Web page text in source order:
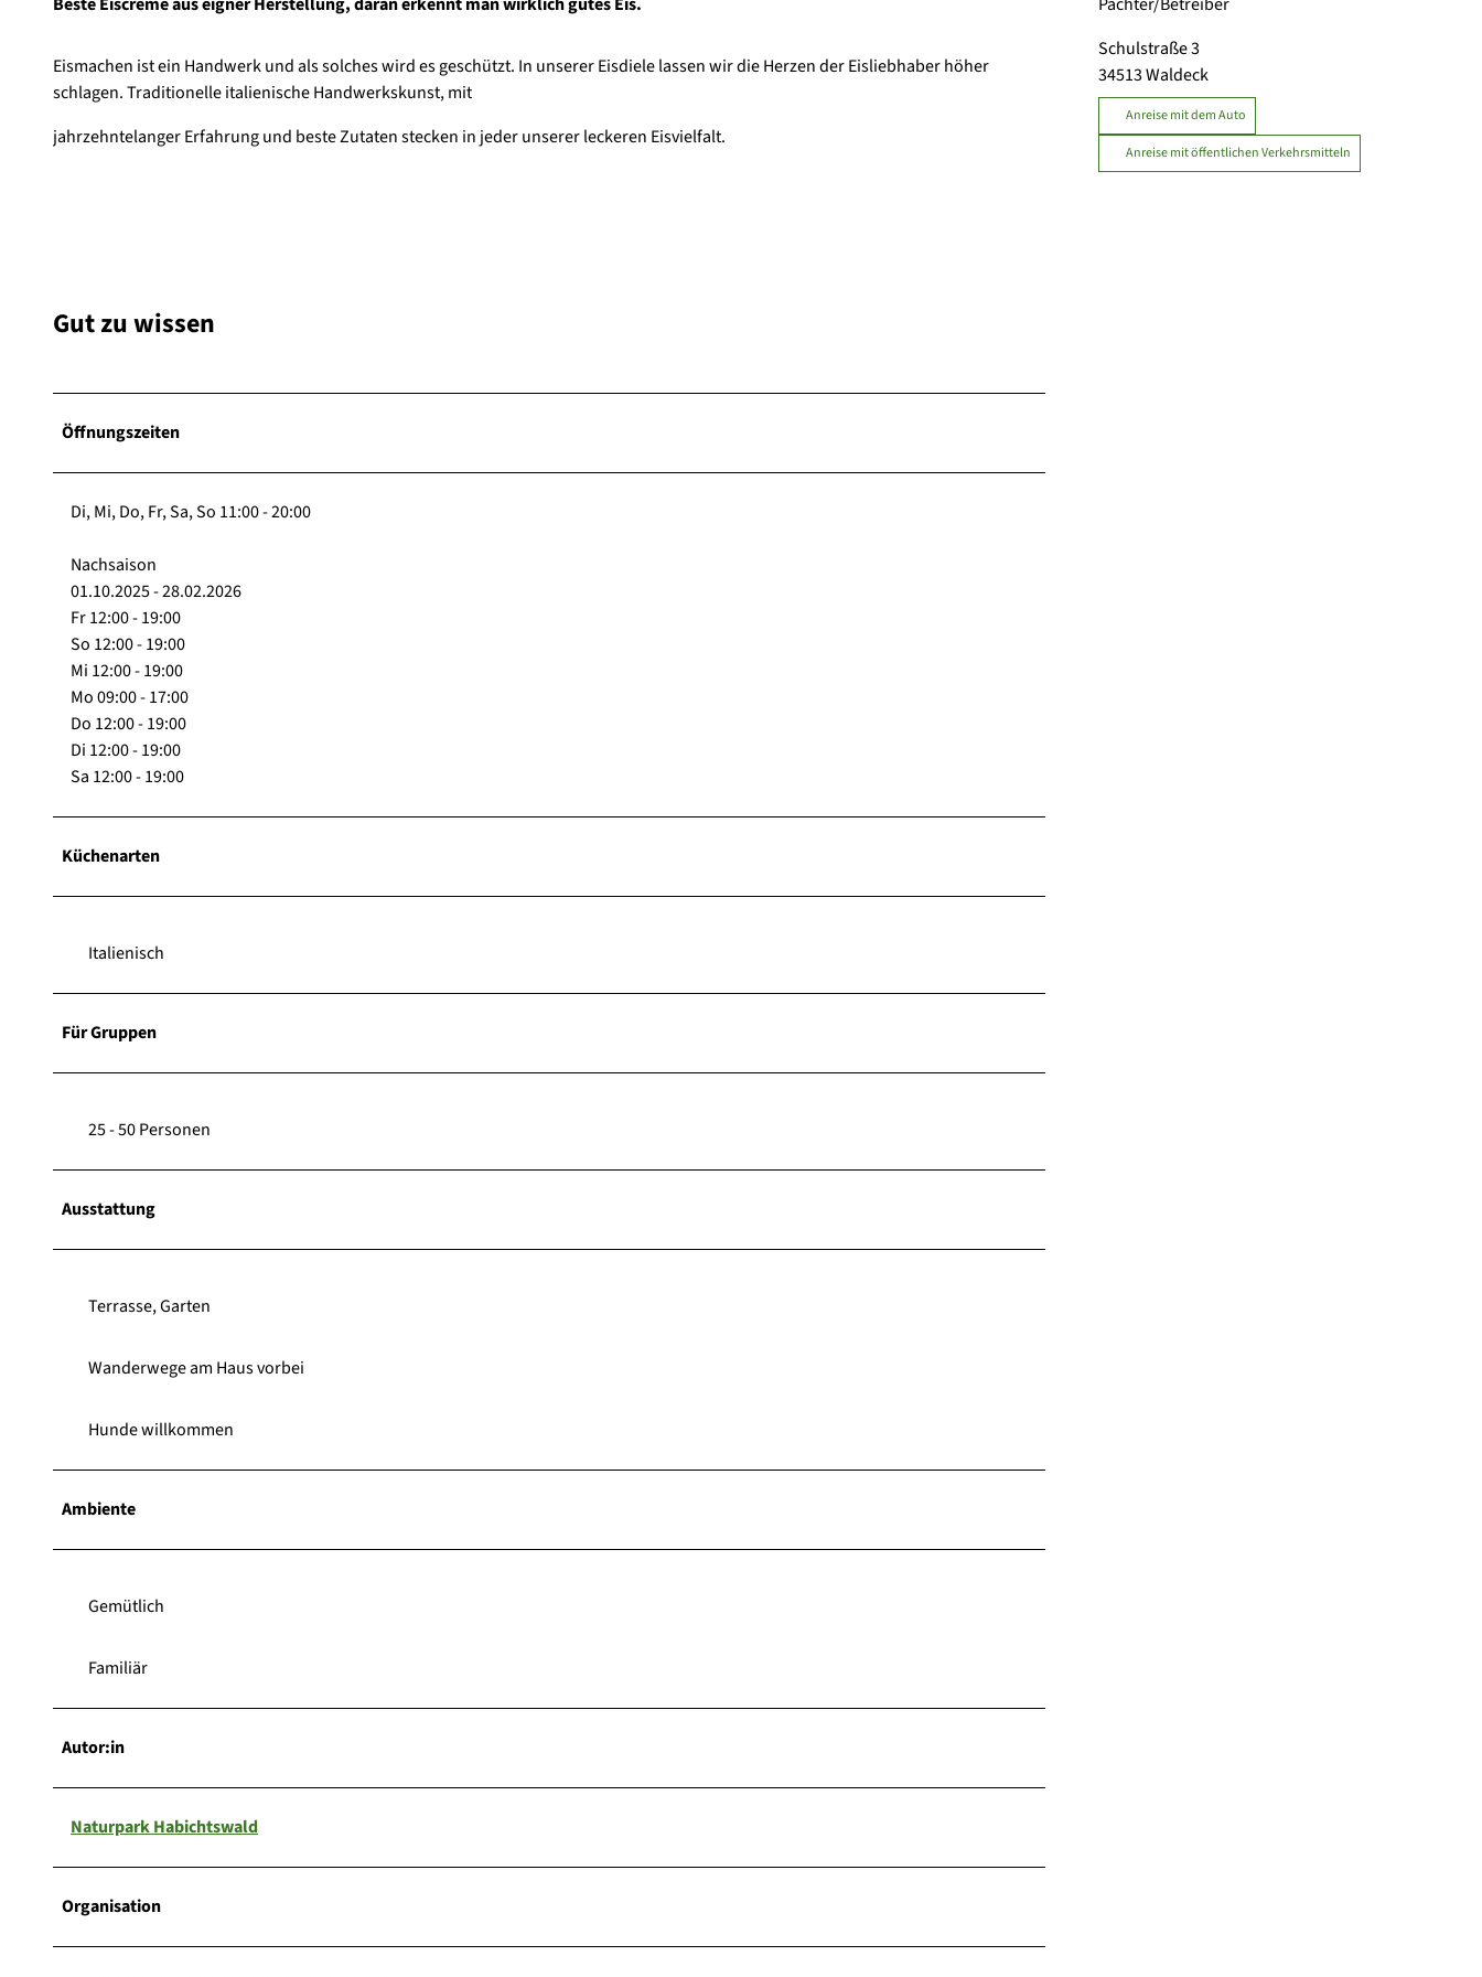
Eismachen ist ein Handwerk und als solches wird es geschützt. In unserer Eisdiele lassen wir die Herzen der Eisliebhaber höher
schlagen. Traditionelle italienische Handwerkskunst, mit
jahrzehntelanger Erfahrung und beste Zutaten stecken in jeder unserer leckeren Eisvielfalt.
Gut zu wissen
Öffnungszeiten
Di, Mi, Do, Fr, Sa, So 11:00 - 20:00
Nachsaison
01.10.2025 - 28.02.2026
Fr 12:00 - 19:00
So 12:00 - 19:00
Mi 12:00 - 19:00
Mo 09:00 - 17:00
Do 12:00 - 19:00
Di 12:00 - 19:00
Sa 12:00 - 19:00
Küchenarten
Italienisch
Für Gruppen
25 - 50 Personen
Ausstattung
Terrasse, Garten
Wanderwege am Haus vorbei
Hunde willkommen
Ambiente
Gemütlich
Familiär
Autor:in
Naturpark Habichtswald
Organisation
Schulstraße 3
34513Waldeck
Anreise mit dem Auto
Anreise mit öffentlichen Verkehrsmitteln